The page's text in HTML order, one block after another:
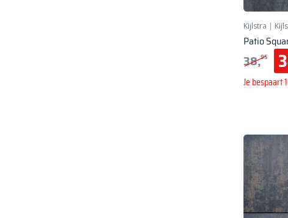
Kijlstra |
Patio
38,95
Je bespaart